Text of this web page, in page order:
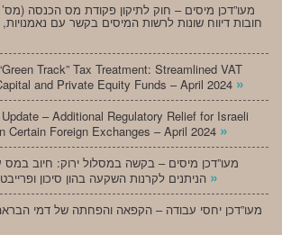
חובות דיווח שונות לרשות המיסים בקשר עם
Track” Tax Treatment: Streamlined VAT
and Private Equity Funds – April 2024 »
– Additional Regulatory Relief for Israeli
Certain Foreign Exchanges – April 2024 »
מעו”דכן מיסים – בקשה במסלול ירוק: חיוב
»